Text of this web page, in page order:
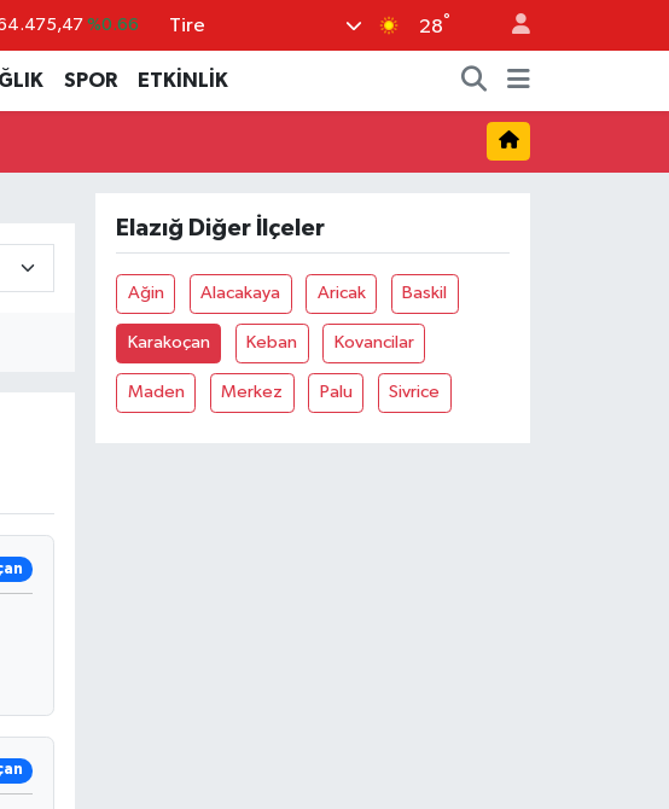
%0.66
47,5986 %0.06
55,0700 %0.1
Tire 28°
SPOR ETKİNLİK
Elazığ Diğer İlçeler
Ağin Alacakaya Aricak Baskil
Karakoçan Keban Kovancilar
Maden Merkez Palu Sivrice